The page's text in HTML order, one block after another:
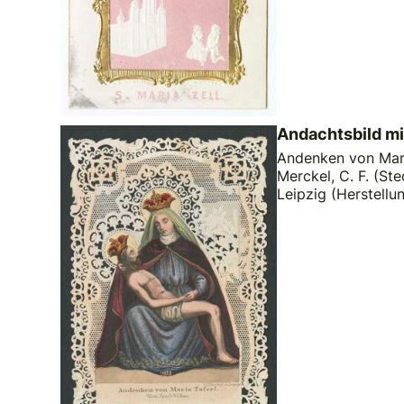
Andachtsbild
Andenken von
Merckel, C. F.
Leipzig